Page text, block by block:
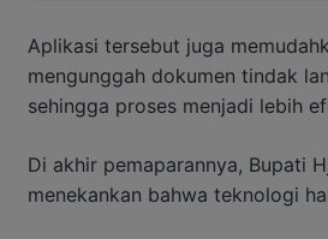
Aplikasi tersebut juga
mengunggah dokumen tindak
sehingga proses menjadi lebih
Di akhir pemaparannya, Bupati
menekankan bahwa teknologi